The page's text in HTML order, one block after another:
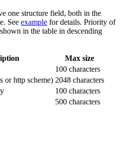
one structure field, both in the
See example for details. Priority of
in the table in descending
Max size
100 characters
or http scheme) 2048 characters
100 characters
500 characters